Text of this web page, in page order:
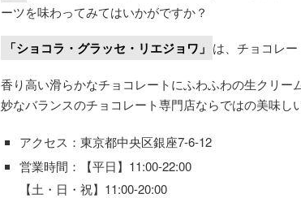
ーツを味わってみてはいかがですか？
「ショコラ・グラッセ・リエジョワ」 は、チョコレー
香り高い滑らかなチョコレートにふわふわの生クリー
妙なバランスのチョコレート専門店ならではの美味し
アクセス：東京都中央区銀座7-6-12
営業時間：【平日】11:00-22:00
【土・日・祝】11:00-20:00